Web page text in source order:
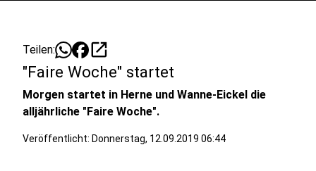
Teilen: open_in_new
"Faire Woche" startet
Morgen startet in Herne und Wanne-Eickel die
alljährliche "Faire Woche".
Veröffentlicht: Donnerstag, 12.09.2019 06:44